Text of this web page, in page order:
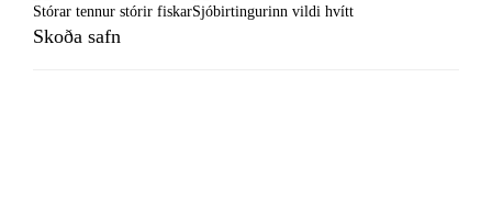
Stórar tennur stórir fiskarSjóbirtingurinn vildi hvítt
Skoða safn